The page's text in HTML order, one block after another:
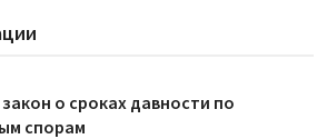
о сроках давности по
спорам